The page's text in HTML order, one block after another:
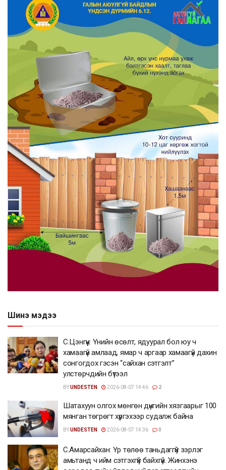
Шинэ мэдээ
С.Цэнгүүн: Үнийн өсөлт, ядуурал бол юу ч
хамаагүй амлаад, ямар ч аргаар хамаагүй дахин
сонгогдох гэсэн “сайхан сэтгэлт”
улстөрчдийн бүтээл
BYUNDESTEN 2026-08-07 14:46 2
Шатахуун олгох мөнгөн дүнгийн хязгаарыг 100
мянган төгрөгт хүргэхээр судалж байна
BYUNDESTEN 2026-08-07 14:36 0
С.Амарсайхан: Үр төлөө таньдаггүй зэрлэг
амьтанд ч ийм сэтгэхгүй байхгүй. Жинхэнэ